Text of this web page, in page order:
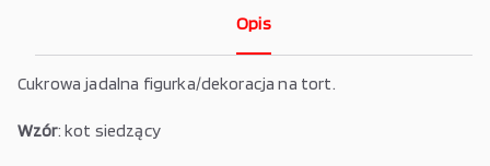
Opis
Cukrowa jadalna figurka/dekoracja na tort.
Wzór: kot siedzący